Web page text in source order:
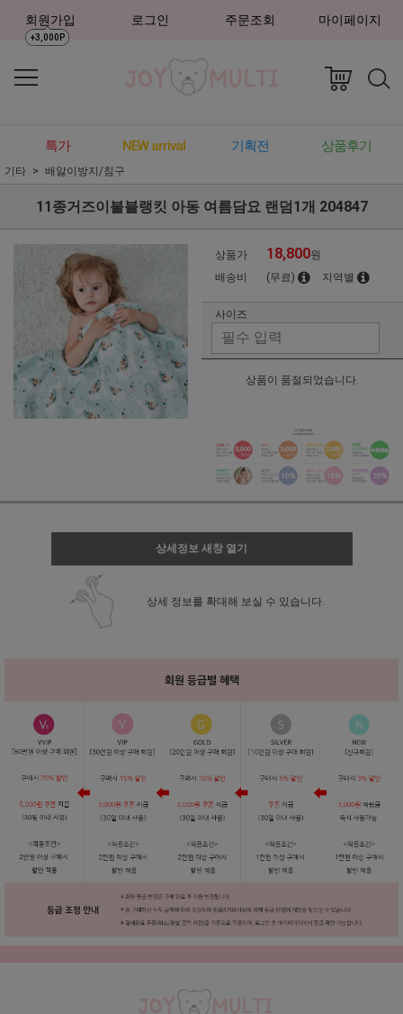
회원가입
+3,000P
로그인 주문조회 마이페이지
특가 NEW arrival 기획전 상품후기
기타 배앓이방지/침구
11종거즈이불블랭킷 아동 여름담요 랜덤1개 204847
상품가 18,800원
배송비
(무료) 지역별
사이즈
상품이 품절되었습니다.
상세정보 새창 열기
상세 정보를 확대해 보실 수 있습니다.